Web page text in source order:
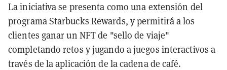
La iniciativa se presenta como una extensión del
programa Starbucks Rewards, y permitirá a los
clientes ganar un NFT de "sello de viaje"
completando retos y jugando a juegos interactivos a
través de la aplicación de la cadena de café.